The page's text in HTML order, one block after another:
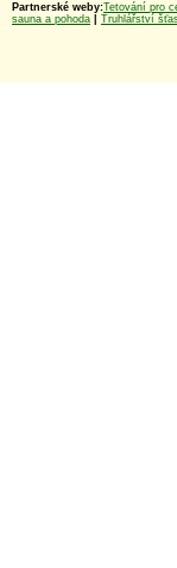
Partnerské weby:Tetování pro
sauna a pohoda
Truhlářství